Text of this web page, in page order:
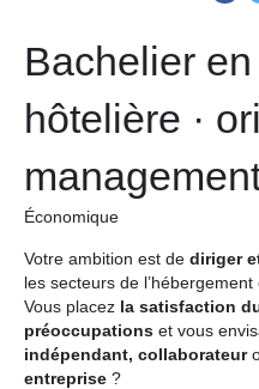
Bachelier
hôtelière ·
Économique
Votre ambition est de diriger
les secteurs de
Vous placez la satisfaction
préoccupations et vous
indépendant, collaborateur
entreprise ?